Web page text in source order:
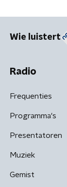
Wie luistert
Radio
Frequenties
Programma's
Presentatoren
Muziek
Gemist